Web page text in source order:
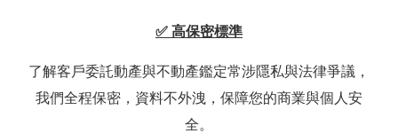
✅ 高保密標準
了解客戶委託動產與不動產鑑定常涉隱私與法律爭議，
我們全程保密，資料不外洩，保障您的商業與個人安
全。